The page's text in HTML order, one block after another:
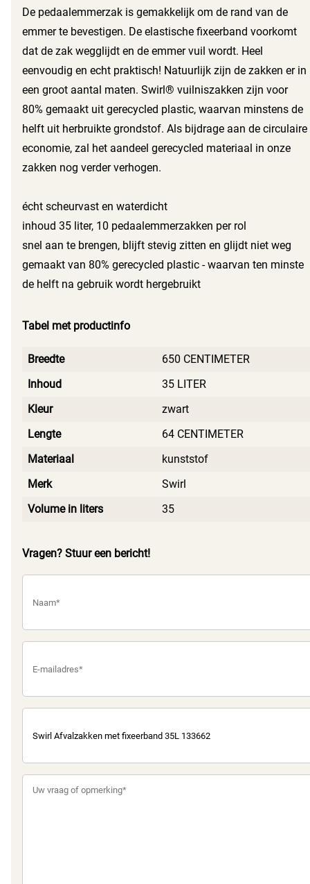
De pedaalemmerzak is gemakkelijk om de rand van de
emmer te bevestigen. De elastische fixeerband voorkomt
dat de zak wegglijdt en de emmer vuil wordt. Heel
eenvoudig en echt praktisch! Natuurlijk zijn de zakken er in
een groot aantal maten. Swirl® vuilniszakken zijn voor
80% gemaakt uit gerecycled plastic, waarvan minstens de
helft uit herbruikte grondstof. Als bijdrage aan de circulaire
economie, zal het aandeel gerecycled materiaal in onze
zakken nog verder verhogen.
écht scheurvast en waterdicht
inhoud 35 liter, 10 pedaalemmerzakken per rol
snel aan te brengen, blijft stevig zitten en glijdt niet weg
gemaakt van 80% gerecycled plastic - waarvan ten minste
de helft na gebruik wordt hergebruikt
Tabel met productinfo
Breedte
650 CENTIMETER
Inhoud
35 LITER
Kleur
zwart
Lengte
64 CENTIMETER
Materiaal
kunststof
Merk
Swirl
Volume in liters
35
Vragen? Stuur een bericht!